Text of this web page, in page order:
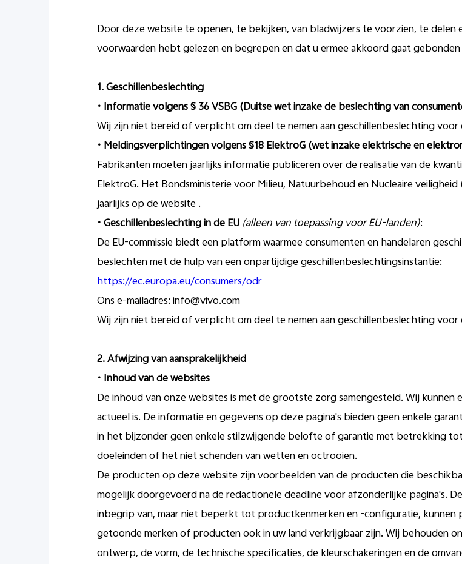
Door deze website te openen, te bekijken, van bladwijzers te voorzien, te
voorwaarden hebt gelezen en begrepen en dat u ermee akkoord gaat
1.Geschillenbeslechting
• Informatie volgens § 36 VSBG (Duitse wet inzake de beslechting van
Wij zijn niet bereid of verplicht om deel te nemen aan geschillenbeslechting
• Meldingsverplichtingen volgens §18 ElektroG (wet inzake elektrische en
Fabrikanten moeten jaarlijks informatie publiceren over de realisatie van de
ElektroG. Het Bondsministerie voor Milieu, Natuurbehoud en Nucleaire
jaarlijks op de website .
•Geschillenbeslechting in de EU (alleen van toepassing voor EU-landen):
De EU-commissie biedt een platform waarmee consumenten en handelaren
beslechten met de hulp van een onpartijdige geschillenbeslechtingsinstantie:
https://ec.europa.eu/consumers/odr
Ons e-mailadres: info@vivo.com
Wij zijn niet bereid of verplicht om deel te nemen aan geschillenbeslechting
2.Afwijzing van aansprakelijkheid
• Inhoud van de websites
De inhoud van onze websites is met de grootste zorg samengesteld. Wij
actueel is. De informatie en gegevens op deze pagina's bieden geen enkele
in het bijzonder geen enkele stilzwijgende belofte of garantie met betrekking
doeleinden of het niet schenden van wetten en octrooien.
De producten op deze website zijn voorbeelden van de producten die
mogelijk doorgevoerd na de redactionele deadline voor afzonderlijke pagina's.
inbegrip van, maar niet beperkt tot productkenmerken en -configuratie, kunnen
getoonde merken of producten ook in uw land verkrijgbaar zijn. Wij behouden
ontwerp, de vorm, de technische specificaties, de kleurschakeringen en de